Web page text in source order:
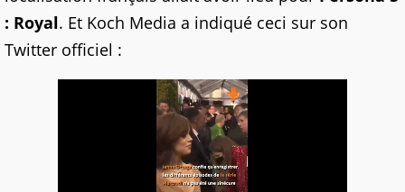
: Royal. Et Koch Media a indiqué ceci sur son
Twitter officiel :